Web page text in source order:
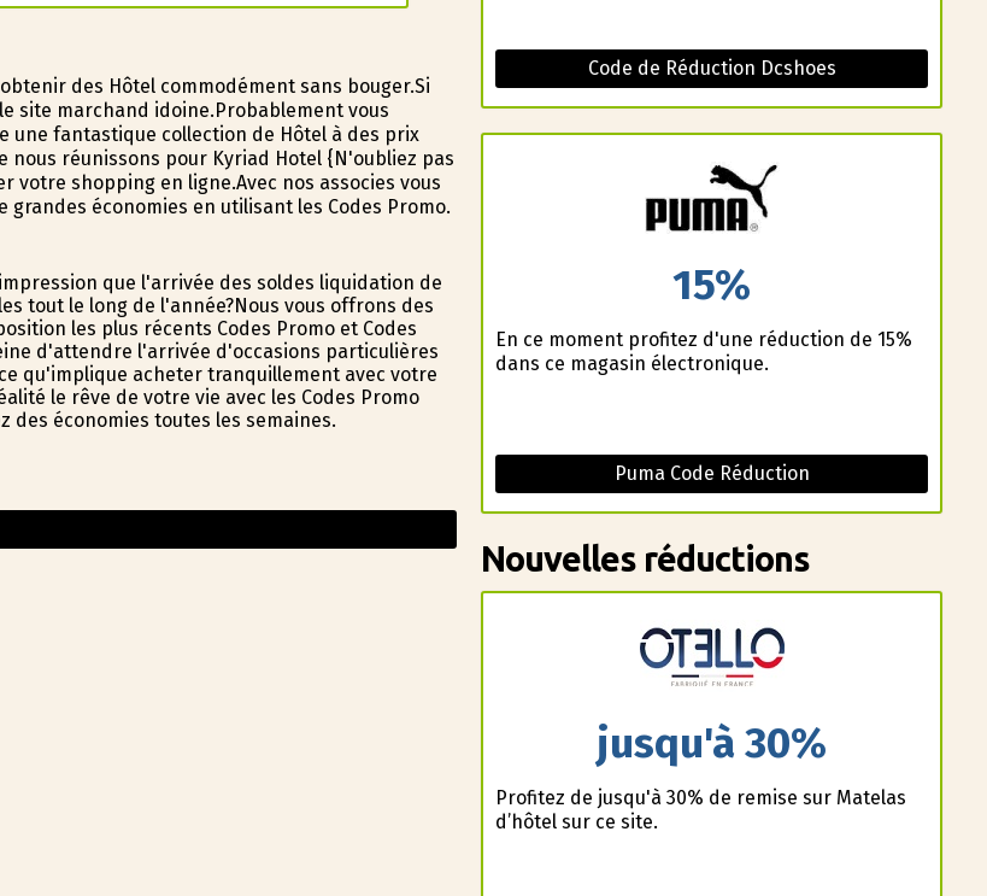
des Hôtel commodément sans bouger.Si
site marchand idoine.Probablement vous
fantastique collection de Hôtel à des prix
nous réunissons pour Kyriad Hotel {N'oubliez pas
shopping en ligne.Avec nos associes vous
économies en utilisant les Codes Promo.
que l'arrivée des soldes liquidation de
tout le long de l'année?Nous vous offrons des
les plus récents Codes Promo et Codes
d'attendre l'arrivée d'occasions particulières
qu'implique acheter tranquillement avec votre
le rêve de votre vie avec les Codes Promo
économies toutes les semaines.
Code de Réduction Dcshoes
15%
En ce moment profitez d'une réduction de 15%
dans ce magasin électronique.
Puma Code Réduction
Nouvelles réductions
jusqu'à 30%
Profitez de jusqu'à 30% de remise sur Matelas
d’hôtel sur ce site.